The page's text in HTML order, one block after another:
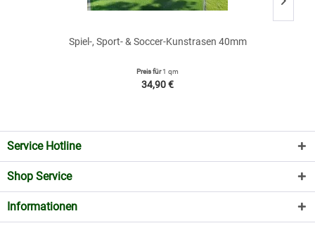
Spiel-, Sport- & Soccer-Kunstrasen 40mm
Preis für1 qm
34,90 €
Service Hotline
Shop Service
Informationen